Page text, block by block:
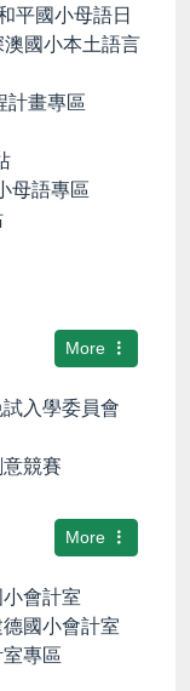
平國小母語日
國小本土語言
計畫專區
母語專區
More
入學委員會
競賽
More
會計室
國小會計室
專區